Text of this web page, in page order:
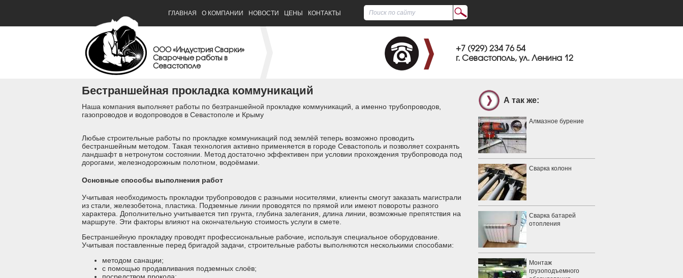
ГЛАВНАЯ О КОМПАНИИ НОВОСТИ ЦЕНЫ КОНТАКТЫ
ООО «Индустрия Сварки»
Сварочные работы в
Севастополе
+7 (929) 234 76 54
г. Севастополь, ул. Ленина 12
Бестраншейная прокладка коммуникаций
Наша компания выполняет работы по безтраншейной прокладке коммуникаций, а именно трубопроводов,
газопроводов и водопроводов в Севастополе и Крыму
Любые строительные работы по прокладке коммуникаций под землёй теперь возможно проводить
бестраншейным методом. Такая технология активно применяется в городе Севастополь и позволяет сохранять
ландшафт в нетронутом состоянии. Метод достаточно эффективен при условии прохождения трубопровода под
дорогами, железнодорожным полотном, водоёмами.
Основные способы выполнения работ
Учитывая необходимость прокладки трубопроводов с разными носителями, клиенты смогут заказать магистрали
из стали, железобетона, пластика. Подземные линии проводятся по прямой или имеют повороты разного
характера. Дополнительно учитывается тип грунта, глубина залегания, длина линии, возможные препятствия на
маршруте. Эти факторы влияют на окончательную стоимость услуги в смете.
Бестраншейную прокладку проводят профессиональные рабочие, используя специальное оборудование.
Учитывая поставленные перед бригадой задачи, строительные работы выполняются несколькими способами:
методом санации;
с помощью продавливания подземных слоёв;
А так же:
Алмазное бурение
Сварка колонн
Сварка батарей
отопления
Монтаж
грузоподъемного